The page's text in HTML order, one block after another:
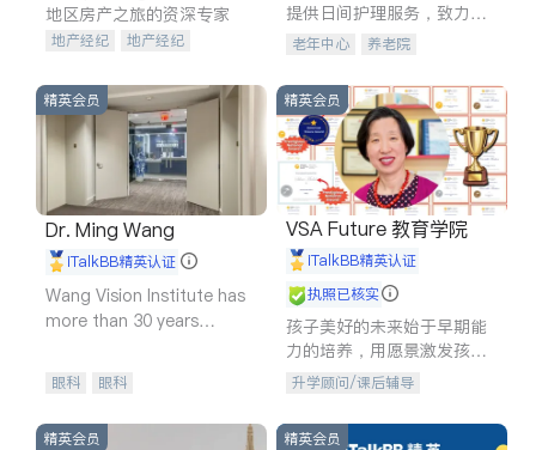
地区房产之旅的资深专家
地产经纪
地产经纪
商铺租售
开发商建商
提供日间护理服务，致力于
通过持续的护理创新来有效
老年中心 养老院
精英会员
Dr. Ming Wang
iTalkBB精英认证
Wang Vision Institute has
more than 30 years
眼科 眼科
精英会员
VSA Future 教育学院
iTalkBB精英认证
执照已核实
孩子美好的未来始于早期能
力的培养，用愿景激发孩子
的学习潜力和动力。理念：
拥有成长型心态是成功的基
石。
升学顾问/课后辅导
精英会员 精英会员